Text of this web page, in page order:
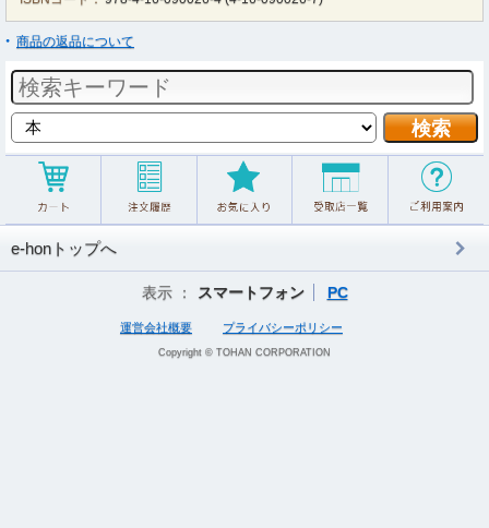
商品の返品について
e-honトップへ
表示 ： スマートフォン PC
運営会社概要 プライバシーポリシー
Copyright © TOHAN CORPORATION